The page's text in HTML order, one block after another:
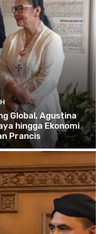
Global, Agustina
hingga Ekonomi
Prancis